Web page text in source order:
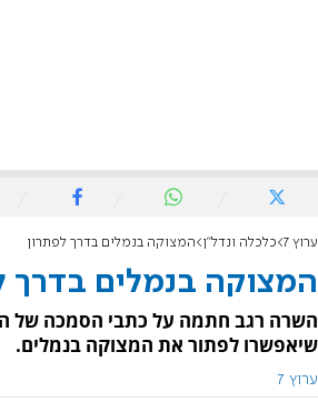
ערוץ 7 כלכלה ונדל"ן המצוקה בנמלים בדרך לפתרון
המצוקה בנמלים בדרך
השרה רגב חתמה על כתבי הסמכה של
שיאפשרו לפתור את המצוקה בנמלים.
ערוץ 7